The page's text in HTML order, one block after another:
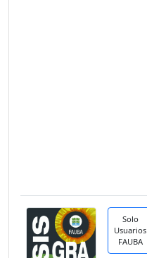
Solo
Usuarios
FAUBA